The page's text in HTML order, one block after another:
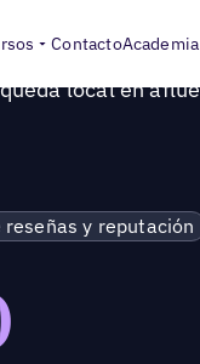
ContactoAcademia
local en
reseñas y reputación